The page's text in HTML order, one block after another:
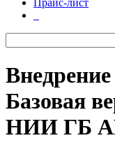
Прайс-лист
Базовая
НИИ ГБ